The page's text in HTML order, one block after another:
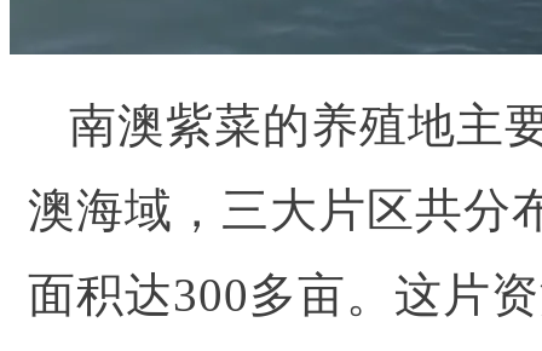
南澳紫菜的养殖地主
澳海域，三大片区共分
面积达300多亩。 这片